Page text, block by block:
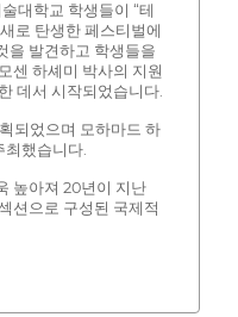
대학교 학생들이 “테
로 탄생한 페스티벌에
을 발견하고 학생들을
센 하셰미 박사의 지원
데서 시작되었습니다.
되었으며 모하마드 하
최했습니다.
높아져 20년이 지난
션으로 구성된 국제적